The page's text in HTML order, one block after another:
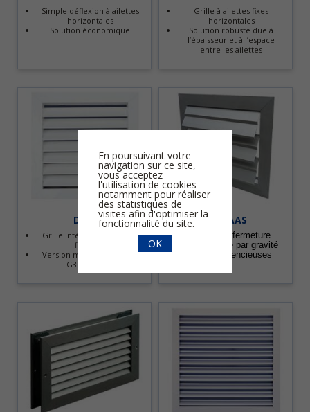
Simple déflexion à ailettes
horizontales
Solution économique
Grille à ailettes fixes
horizontales
Solution robuste due à
l’épaisseur et à l’espace
entre les ailettes
DMT
Grille intérieure à ailettes
fixes 45°
Version murale avec filtre
G3 :
GAD AAS
Assure la fermeture
automatique par gravité
Butées silencieuses
En poursuivant votre
navigation sur ce site,
vous acceptez
l'utilisation de cookies
notamment pour réaliser
des statistiques de
visites afin d'optimiser la
fonctionnalité du site.
OK